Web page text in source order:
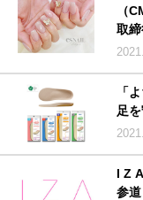
（
取締
「
足
I Z
参